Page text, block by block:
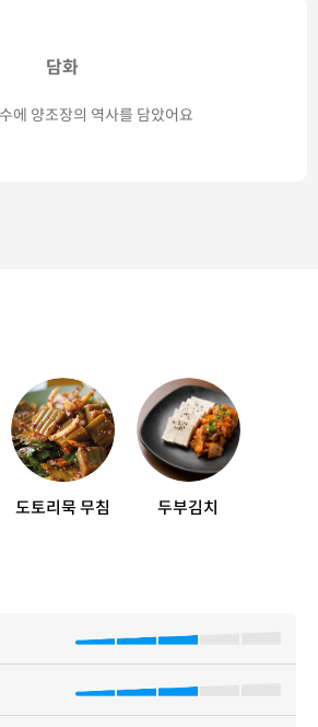
담화
에 양조장의 역사를 담았어요
도토리묵 무침 두부김치